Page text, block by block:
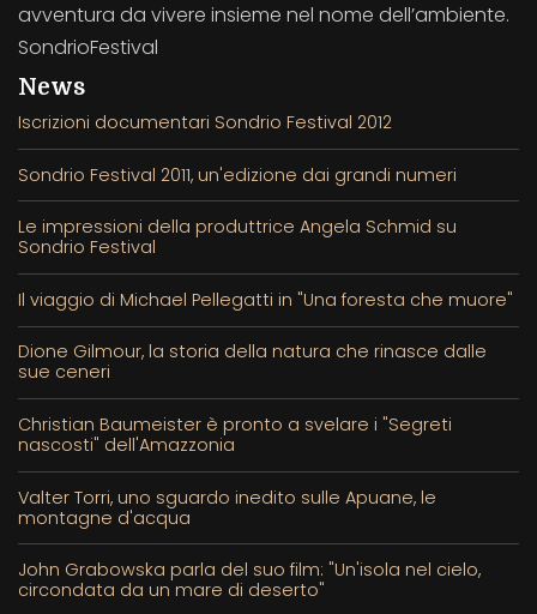
avventura da vivere insieme nel nome dell’ambiente.
SondrioFestival
News
Iscrizioni documentari Sondrio Festival 2012
Sondrio Festival 2011, un'edizione dai grandi numeri
Le impressioni della produttrice Angela Schmid su
Sondrio Festival
Il viaggio di Michael Pellegatti in "Una foresta che muore"
Dione Gilmour, la storia della natura che rinasce dalle
sue ceneri
Christian Baumeister è pronto a svelare i "Segreti
nascosti" dell'Amazzonia
Valter Torri, uno sguardo inedito sulle Apuane, le
montagne d'acqua
John Grabowska parla del suo film: "Un'isola nel cielo,
circondata da un mare di deserto"